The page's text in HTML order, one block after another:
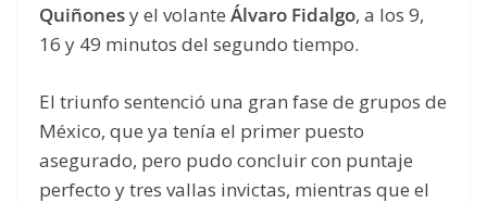
Quiñonesy el volante Álvaro Fidalgo, a los 9,
16 y 49 minutos del segundo tiempo.
El triunfo sentenció una gran fase de grupos de
México, que ya tenía el primer puesto
asegurado, pero pudo concluir con puntaje
perfecto y tres vallas invictas, mientras que el